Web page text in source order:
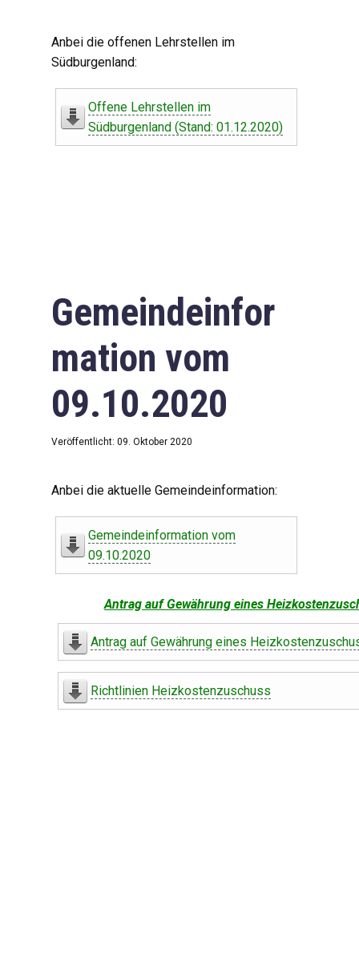
Anbei die offenen Lehrstellen im
Südburgenland:
Offene Lehrstellen im
Südburgenland (Stand: 01.12.2020)
Gemeindeinfor
mation vom
09.10.2020
Veröffentlicht: 09. Oktober 2020
Anbei die aktuelle Gemeindeinformation:
Gemeindeinformation vom
09.10.2020
Antrag auf Gewährung eines
Antrag auf Gewährung eines
Richtlinien Heizkostenzuschuss